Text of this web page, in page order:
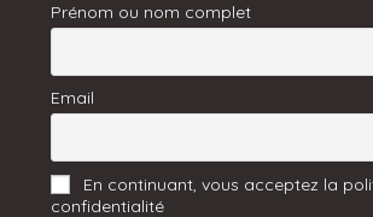
Prénom ou nom complet
Email
En continuant, vous acceptez la
confidentialité